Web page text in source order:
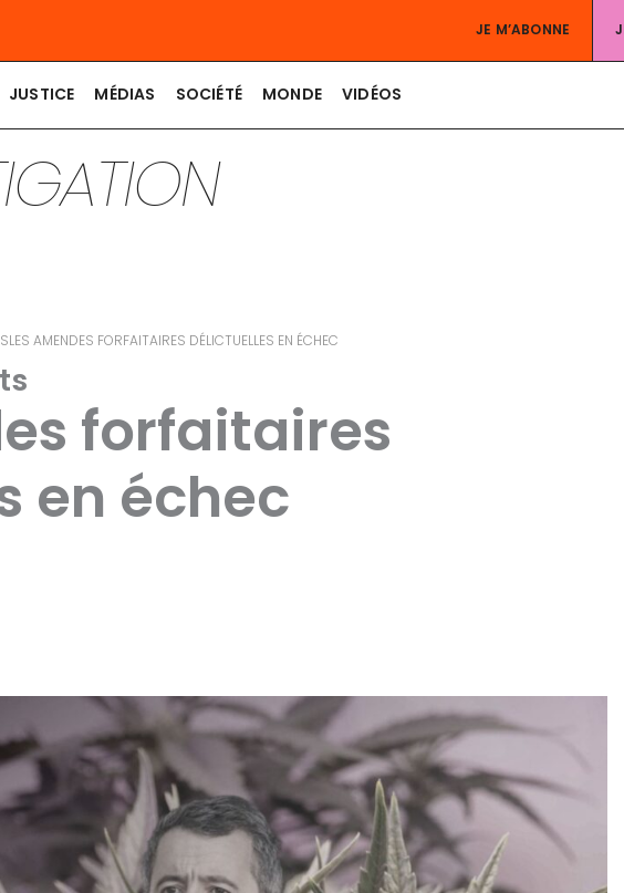
JE M’ABONNE
JUSTICE MÉDIAS SOCIÉTÉ MONDE VIDÉOS
AMENDES FORFAITAIRES DÉLICTUELLES EN ÉCHEC
forfaitaires
en échec